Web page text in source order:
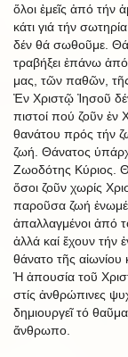
ὅλοι ἐμεῖς ἀπό τήν
κάτι γιά τήν
δέν θά σωθοῦμε.
τραβήξει ἐπάνω
μας, τῶν παθῶν, τῆς
Ἐν Χριστῷ Ἰησοῦ
πιστοί πού ζοῦν ἐν
θανάτου πρός τήν
ζωή. Θάνατος
Ζωοδότης Κύριος.
ὅσοι ζοῦν χωρίς
παροῦσα ζωή
ἀπαλλαγμένοι ἀπό
ἀλλά καί ἔχουν τήν
θάνατο τῆς
Ἡ ἀπουσία τοῦ
στίς ἀνθρώπινες
δημιουργεῖ τό
ἄνθρωπο.